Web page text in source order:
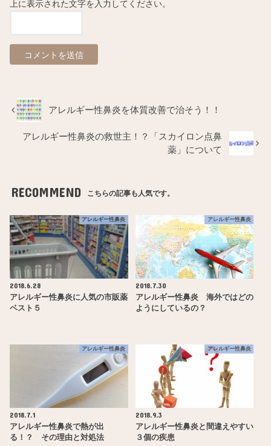
上に表示された文字を入力してください。
アレルギー性鼻炎を体質改善で治そう！！
アレルギー性鼻炎の救世主！？「スカイロン点鼻
薬」について
RECOMMEND こちらの記事も人気です。
アレルギー性鼻炎
2018.6.28
アレルギー性鼻炎に人気の市販薬
ベスト５
アレルギー性鼻炎
2018.7.30
アレルギー性鼻炎 海外ではどの
ようにしているの？
アレルギー性鼻炎
2018.7.1
アレルギー性鼻炎で熱が出
る！？ その理由と対処法
アレルギー性鼻炎
2018.9.3
アレルギー性鼻炎と間違えやすい
３個の疾患